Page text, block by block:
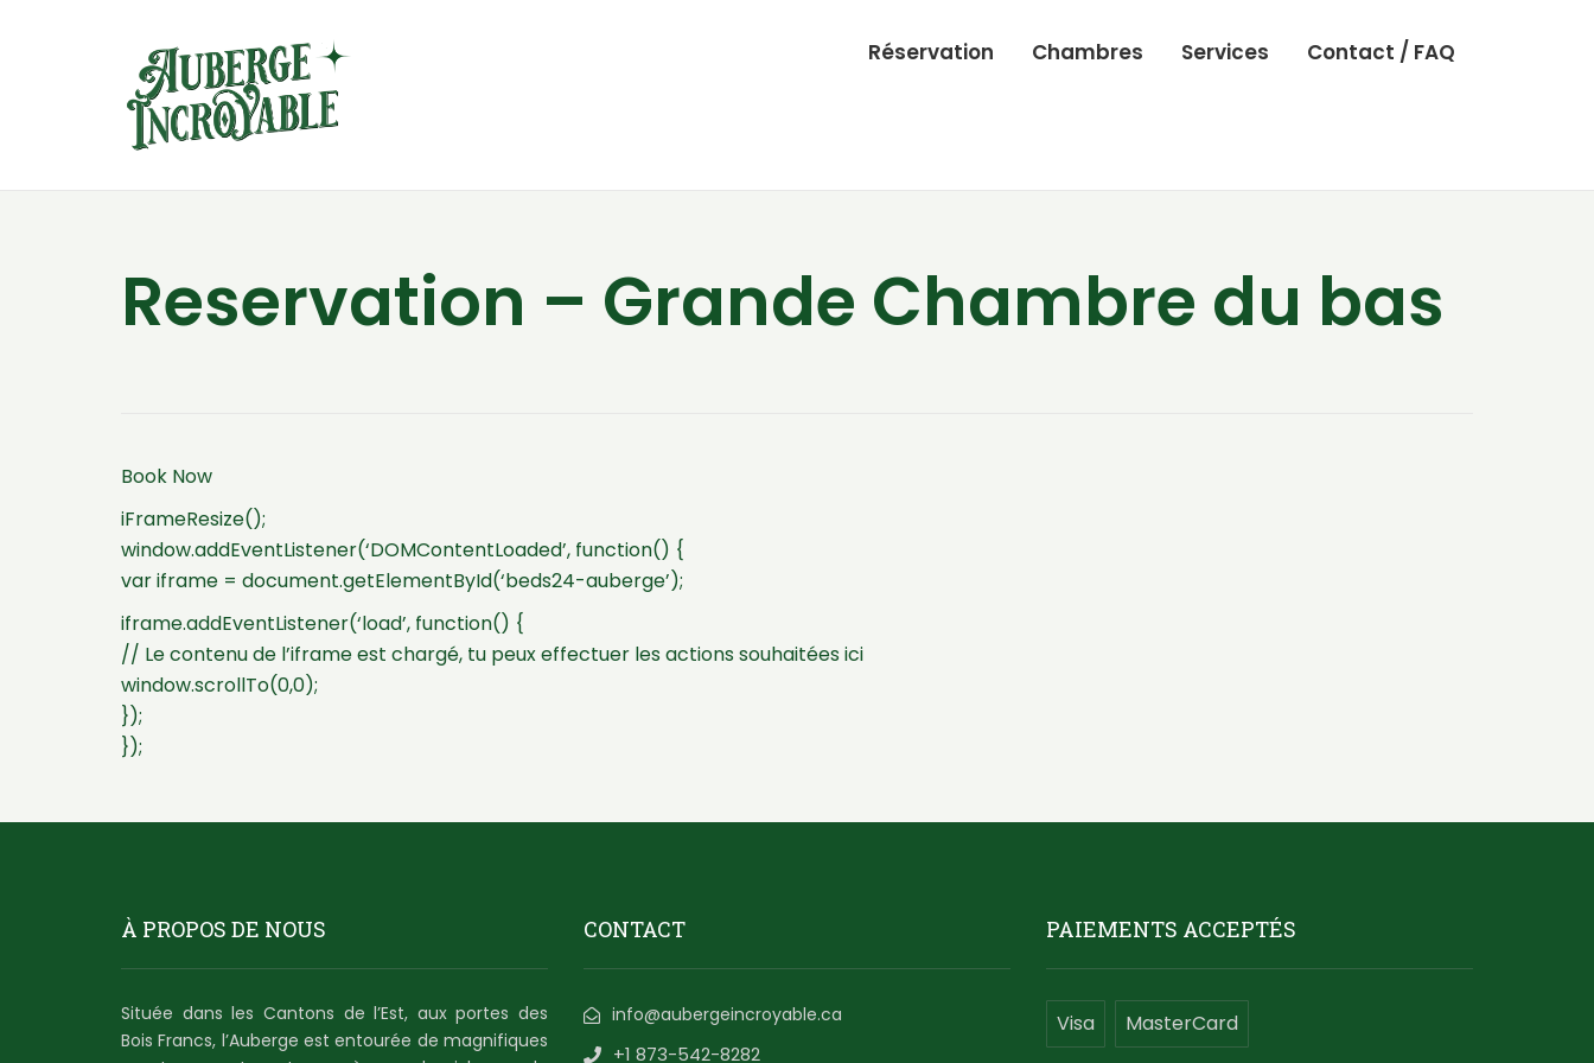
Réservation Chambres Services Contact / FAQ
Reservation – Grande Chambre du bas
Book Now
iFrameResize();
window.addEventListener(‘DOMContentLoaded’, function() {
var iframe = document.getElementById(‘beds24-auberge’);
iframe.addEventListener(‘load’, function() {
// Le contenu de l’iframe est chargé, tu peux effectuer les actions souhaitées ici
window.scrollTo(0,0);
});
});
À PROPOS DE NOUS
Située dans les Cantons de l’Est, aux portes des
Bois Francs, l’Auberge est entourée de magnifiques
CONTACT
info@aubergeincroyable.ca
+1 873-542-8282
PAIEMENTS ACCEPTÉS
Visa MasterCard